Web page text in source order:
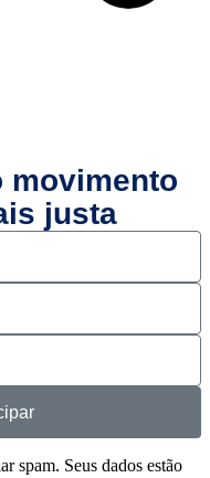
movimento
justa
spam. Seus dados estão